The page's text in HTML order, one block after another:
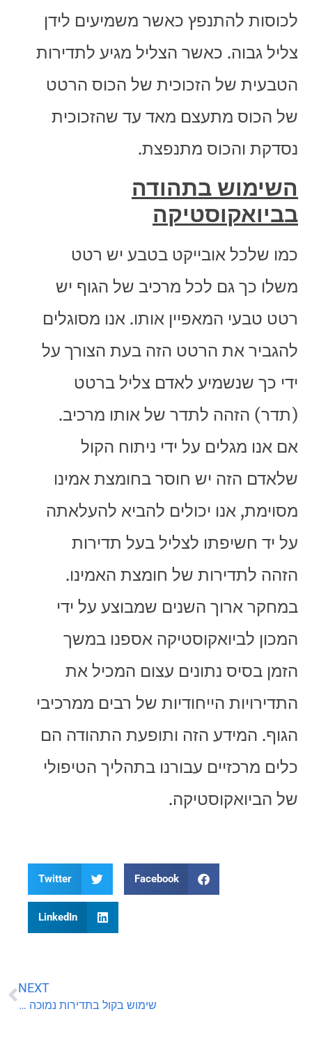
לכוסות להתנפץ כאשר משמיעים לידן
צליל גבוה. כאשר הצליל מגיע לתדירות
הטבעית של הזכוכית של הכוס הרטט
של הכוס מתעצם מאד עד שהזכוכית
נסדקת והכוס מתנפצת.
השימוש בתהודה
בביואקוסטיקה
כמו שלכל אובייקט בטבע יש רטט
משלו כך גם לכל מרכיב של הגוף יש
רטט טבעי המאפיין אותו. אנו מסוגלים
להגביר את הרטט הזה בעת הצורך על
ידי כך שנשמיע לאדם צליל ברטט
(תדר) הזהה לתדר של אותו מרכיב.
אם אנו מגלים על ידי ניתוח הקול
שלאדם הזה יש חוסר בחומצת אמינו
מסוימת, אנו יכולים להביא להעלאתה
על יד חשיפתו לצליל בעל תדירות
הזהה לתדירות של חומצת האמינו.
במחקר ארוך השנים שמבוצע על ידי
המכון לביואקוסטיקה אספנו במשך
הזמן בסיס נתונים עצום המכיל את
התדירויות הייחודיות של רבים ממרכיבי
הגוף. המידע הזה ותופעת התהודה הם
כלים מרכזיים עבורנו בתהליך הטיפולי
של הביואקוסטיקה.
Facebook
Twitter
LinkedIn
NEXT
שימוש בקול בתדירות נמוכה לניטרול פתוגנים ומוטציות